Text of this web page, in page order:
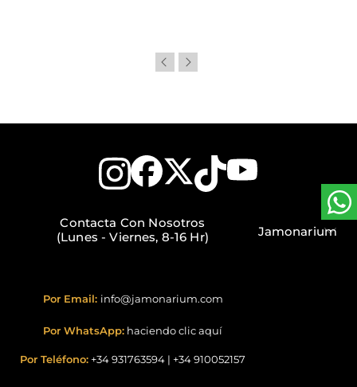
Contacta Con Nosotros
(Lunes - Viernes, 8-16 Hr)
Por Email: info@jamonarium.com
Por WhatsApp: haciendo clic aquí
Por Teléfono: +34 931763594 | +34 910052157
Jamonarium